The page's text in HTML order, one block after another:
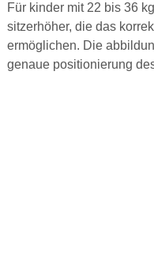
Für kinder mit 22 bis 36
sitzerhöher, die das
ermöglichen. Die
genaue positionierung